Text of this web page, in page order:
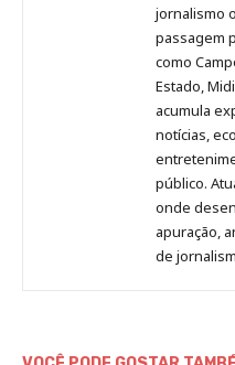
jornalismo
passagem
como
Estado,
acumula
notícias,
público.
onde
apuração,
de